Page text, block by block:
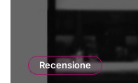
Recensione